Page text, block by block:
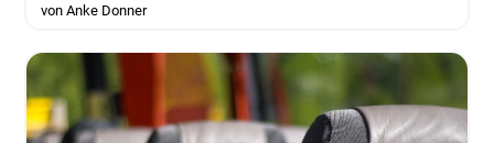
von Anke Donner